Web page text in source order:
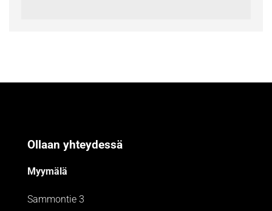
Ollaan yhteydessä
Myymälä
Sammontie 3